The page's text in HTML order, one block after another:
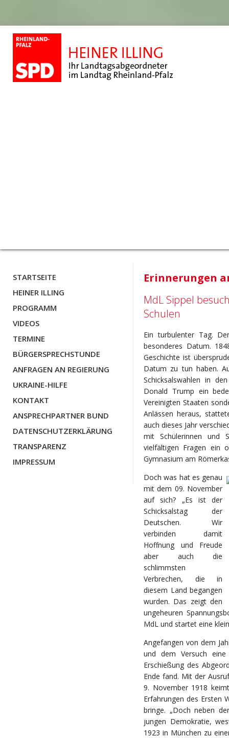
STARTSEITE
HEINER ILLING
PROGRAMM
VIDEOS
TERMINE
BÜRGERSPRECHSTUNDE
ANFRAGEN AN REGIERUNG
UKRAINE-HILFE
KONTAKT
ANSPRECHPARTNER BUND
DATENSCHUTZERKLÄRUNG
TRANSPARENZ
IMPRESSUM
Erinnerungen
MdL Sippel
Schulen
Ein turbulenter Tag.
besonderes Datum.
Geschichte ist
Datum zu tun haben.
Schicksalswahlen in
Donald Trump ein
Vereinigten Staaten
Anlässen heraus,
auch dieses Jahr
mit Schülerinnen und
vielfältigen Fragen ein
Gymnasium am
Doch was hat es genau
mit dem 09. November
auf sich? „Es ist der
Schicksalstag der
Deutschen. Wir
verbinden damit
Hoffnung und Freude
aber auch die
schlimmsten
Verbrechen, die in
diesem Land begangen
wurden. Das zeigt den
ungeheuren
MdL und startet eine
Angefangen von dem
und dem Versuch
Erschießung des
Ende fand. Mit der
9. November 1918
Erfahrungen des Ersten
bringe. „Doch neben
jungen Demokratie,
1923 in München zu